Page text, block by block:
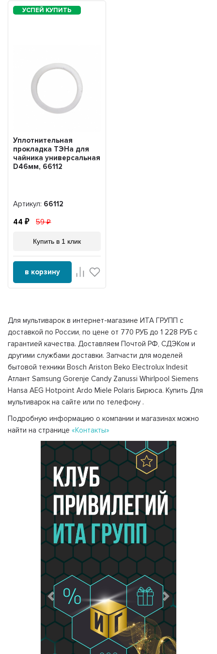
Предыдущий Следующий
Уплотнительная
прокладка ТЭНа для
чайника универсальная
D46мм, 66112
Артикул: 66112
44 59
Купить в 1 клик
в корзину
Для мультиварок в интернет-магазине ИТА ГРУПП с
доставкой по России, по цене от 770 РУБ до 1 228 РУБ с
гарантией качества. Доставляем Почтой РФ, СДЭКом и
другими службами доставки. Запчасти для моделей
бытовой техники Bosch Ariston Beko Electrolux Indesit
Атлант Samsung Gorenje Candy Zanussi Whirlpool Siemens
Hansa AEG Hotpoint Ardo Miele Polaris Бирюса. Купить Для
мультиварок на сайте или по телефону .
Подробную информацию о компании и магазинах можно
найти на странице«Контакты»